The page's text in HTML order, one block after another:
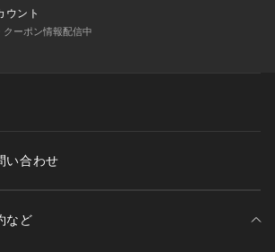
ルに寄り添い、自分らしさを表現できるト
案します。
ウント
クーポン情報配信中
い合わせ
など